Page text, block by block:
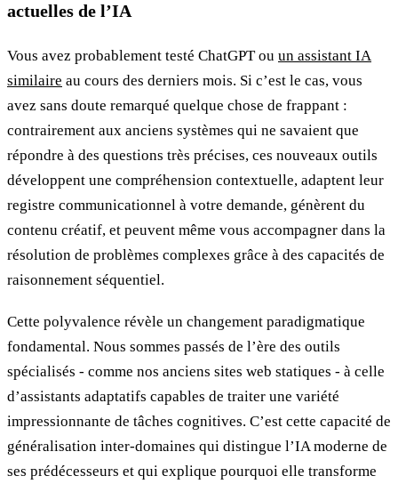
actuelles de l’IA
Vous avez probablement testé ChatGPT ou un assistant IA
similaire au cours des derniers mois. Si c’est le cas, vous
avez sans doute remarqué quelque chose de frappant :
contrairement aux anciens systèmes qui ne savaient que
répondre à des questions très précises, ces nouveaux outils
développent une compréhension contextuelle, adaptent leur
registre communicationnel à votre demande, génèrent du
contenu créatif, et peuvent même vous accompagner dans la
résolution de problèmes complexes grâce à des capacités de
raisonnement séquentiel.
Cette polyvalence révèle un changement paradigmatique
fondamental. Nous sommes passés de l’ère des outils
spécialisés - comme nos anciens sites web statiques - à celle
d’assistants adaptatifs capables de traiter une variété
impressionnante de tâches cognitives. C’est cette capacité de
généralisation inter-domaines qui distingue l’IA moderne de
ses prédécesseurs et qui explique pourquoi elle transforme